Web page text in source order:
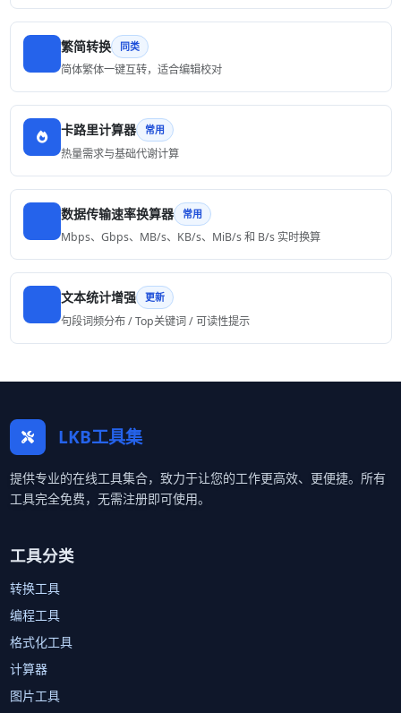
繁简转换 同类
简体繁体一键互转，适合编辑校对
卡路里计算器 常用
热量需求与基础代谢计算
数据传输速率换算器 常用
Mbps、Gbps、MB/s、KB/s、MiB/s 和 B/s 实时换算
文本统计增强 更新
句段词频分布 / Top关键词 / 可读性提示
LKB工具集
提供专业的在线工具集合，致力于让您的工作更高效、更便捷。所有
工具完全免费，无需注册即可使用。
工具分类
转换工具
编程工具
格式化工具
计算器
图片工具